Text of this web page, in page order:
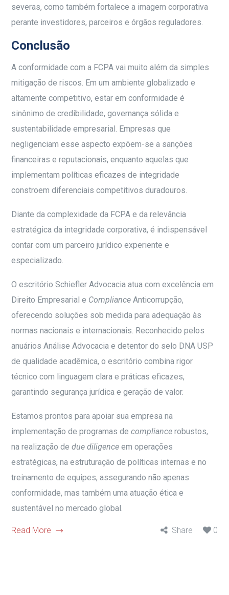
severas, como também fortalece a imagem corporativa
perante investidores, parceiros e órgãos reguladores.
Conclusão
A conformidade com a FCPA vai muito além da simples
mitigação de riscos. Em um ambiente globalizado e
altamente competitivo, estar em conformidade é
sinônimo de credibilidade, governança sólida e
sustentabilidade empresarial. Empresas que
negligenciam esse aspecto expõem-se a sanções
financeiras e reputacionais, enquanto aquelas que
implementam políticas eficazes de integridade
constroem diferenciais competitivos duradouros.
Diante da complexidade da FCPA e da relevância
estratégica da integridade corporativa, é indispensável
contar com um parceiro jurídico experiente e
especializado.
O escritório Schiefler Advocacia atua com excelência em
Direito Empresarial e Compliance Anticorrupção,
oferecendo soluções sob medida para adequação às
normas nacionais e internacionais. Reconhecido pelos
anuários Análise Advocacia e detentor do selo DNA USP
de qualidade acadêmica, o escritório combina rigor
técnico com linguagem clara e práticas eficazes,
garantindo segurança jurídica e geração de valor.
Estamos prontos para apoiar sua empresa na
implementação de programas decompliance robustos,
na realização dedue diligence em operações
estratégicas, na estruturação de políticas internas e no
treinamento de equipes, assegurando não apenas
conformidade, mas também uma atuação ética e
sustentável no mercado global.
Read More Share 0